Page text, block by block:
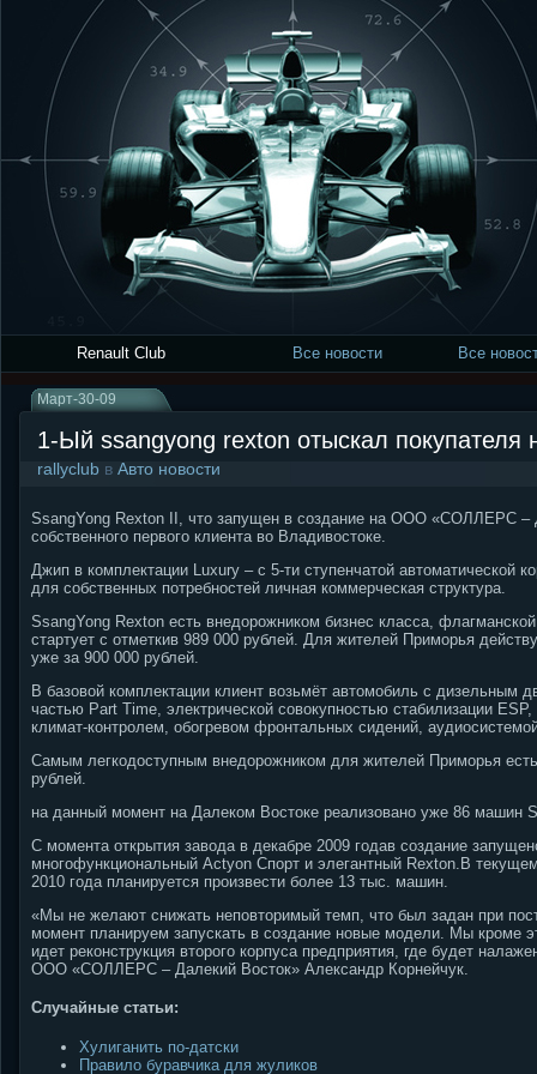
Renault Club Все новости Все
Март-30-09
1-Ый ssangyong rexton отыскал покупателя
rallyclub в Авто новости
SsangYong Rexton II, что запущен в создание на ООО «СОЛЛЕРС –
собственного первого клиента во Владивостоке.
Джип в комплектации Luxury – с 5-ти ступенчатой автоматической
для собственных потребностей личная коммерческая структура.
SsangYong Rexton есть внедорожником бизнес класса,
стартует с отметкив 989 000 рублей. Для жителей Приморья
уже за 900 000 рублей.
В базовой комплектации клиент возьмёт автомобиль с дизельным
частью Part Time, электрической совокупностью стабилизации
климат-контролем, обогревом фронтальных сидений,
Самым легкодоступным внедорожником для жителей Приморья
рублей.
на данный момент на Далеком Востоке реализовано уже 86 машин
С момента открытия завода в декабре 2009 годав создание
многофункциональный Actyon Спорт и элегантный Rexton.В
2010 года планируется произвести более 13 тыс. машин.
«Мы не желают снижать неповторимый темп, что был задан при
момент планируем запускать в создание новые модели. Мы кроме
идет реконструкция второго корпуса предприятия, где будет
ООО «СОЛЛЕРС – Далекий Восток» Александр Корнейчук.
Случайные статьи:
Хулиганить по-датски
Правило буравчика для жуликов